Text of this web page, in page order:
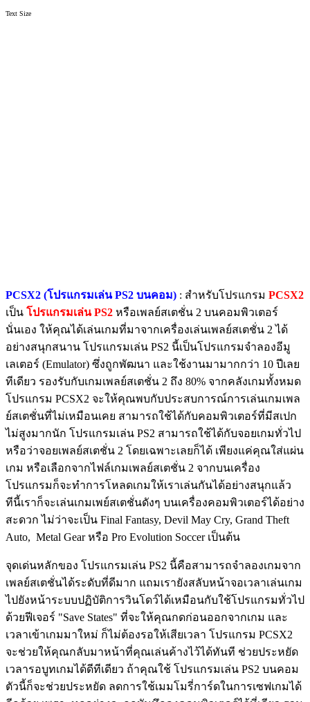
Text Size
PCSX2 (โปรแกรมเล่น PS2 บนคอม) : สำหรับโปรแกรม PCSX2
เป็น โปรแกรมเล่น PS2 หรือเพลย์สเตชั่น 2 บนคอมพิวเตอร์
นั่นเอง ให้คุณได้เล่นเกมที่มาจากเครื่องเล่นเพลย์สเตชั่น 2 ได้
อย่างสนุกสนาน โปรแกรมเล่น PS2 นี้เป็นโปรแกรมจำลองอีมู
เลเตอร์ (Emulator) ซึ่งถูกพัฒนา และใช้งานมามากกว่า 10 ปีเลย
ทีเดียว รองรับกับเกมเพลย์สเตชั่น 2 ถึง 80% จากคลังเกมทั้งหมด
โปรแกรม PCSX2 จะให้คุณพบกับประสบการณ์การเล่นเกมเพล
ย์สเตชั่นที่ไม่เหมือนเคย สามารถใช้ได้กับคอมพิวเตอร์ที่มีสเปก
ไม่สูงมากนัก โปรแกรมเล่น PS2 สามารถใช้ได้กับจอยเกมทั่วไป
หรือว่าจอยเพลย์สเตชั่น 2 โดยเฉพาะเลยก็ได้ เพียงแค่คุณใส่แผ่น
เกม หรือเลือกจากไฟล์เกมเพลย์สเตชั่น 2 จากบนเครื่อง
โปรแกรมก็จะทำการโหลดเกมให้เราเล่นกันได้อย่างสนุกแล้ว
ทีนี้เราก็จะเล่นเกมเพย์สเตชั่นดังๆ บนเครื่องคอมพิวเตอร์ได้อย่าง
สะดวก ไม่ว่าจะเป็น Final Fantasy, Devil May Cry, Grand Theft
Auto, Metal Gear หรือ Pro Evolution Soccer เป็นต้น
จุดเด่นหลักของ โปรแกรมเล่น PS2 นี้คือสามารถจำลองเกมจาก
เพลย์สเตชั่นได้ระดับที่ดีมาก แถมเรายังสลับหน้าจอเวลาเล่นเกม
ไปยังหน้าระบบปฏิบัติการวินโดว์ได้เหมือนกับใช้โปรแกรมทั่วไป
ด้วยฟีเจอร์ "Save States" ที่จะให้คุณกดก่อนออกจากเกม และ
เวลาเข้าเกมมาใหม่ ก็ไม่ต้องรอให้เสียเวลา โปรแกรม PCSX2
จะช่วยให้คุณกลับมาหน้าที่คุณเล่นค้างไว้ได้ทันที ช่วยประหยัด
เวลารอบูทเกมได้ดีทีเดียว ถ้าคุณใช้ โปรแกรมเล่น PS2 บนคอม
ตัวนี้ก็จะช่วยประหยัด ลดการใช้เมมโมรี่การ์ดในการเซฟเกมได้